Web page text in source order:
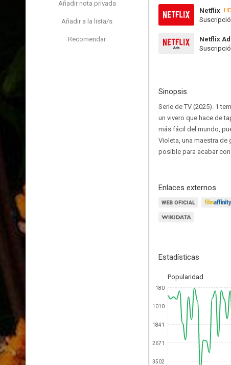
Añadir nota privada
Añadir a la lista/s
Recomendar
Netflix
Netflix
Sinopsis
Serie de TV (2025). 1
un vivero que hace de
más fácil del mundo,
Violeta, una maestra de
posible para acabar
Enlaces externos
Estadísticas
Popularidad
180
1010
1841
2671
3502